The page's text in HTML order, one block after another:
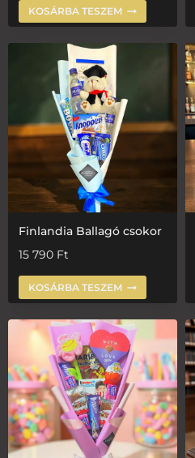
KOSÁRBA TESZEM
Finlandia Ballagó csokor
15 790 Ft
KOSÁRBA TESZEM